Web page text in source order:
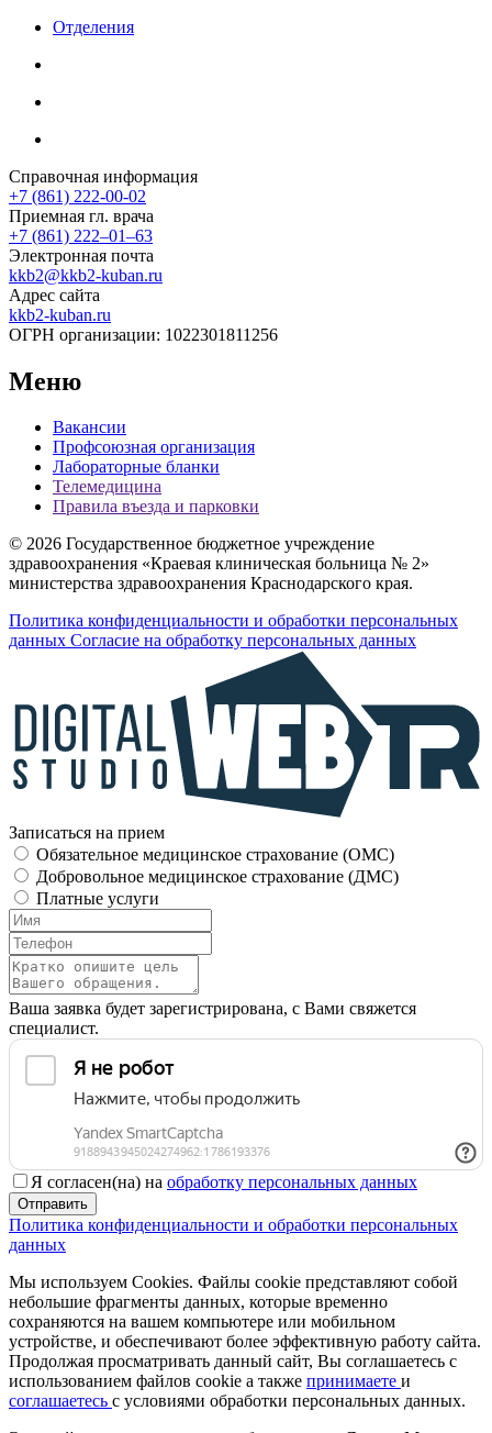
Отделения
Справочная информация
+7 (861) 222-00-02
Приемная гл. врача
+7 (861) 222‒01‒63
Электронная почта
kkb2@kkb2-kuban.ru
Адрес сайта
kkb2-kuban.ru
ОГРН организации: 1022301811256
Меню
Вакансии
Профсоюзная организация
Лабораторные бланки
Телемедицина
Правила въезда и парковки
© 2026 Государственное бюджетное учреждение
здравоохранения «Краевая клиническая больница № 2»
министерства здравоохранения Краснодарского края.
Политика конфиденциальности и обработки персональных
данных Согласие на обработку персональных данных
Записаться на прием
Обязательное медицинское страхование (OMC)
Добровольное медицинское страхование (ДМС)
Платные услуги
Ваша заявка будет зарегистрирована, с Вами свяжется
специалист.
Я согласен(на) на обработку персональных данных
Отправить
Политика конфиденциальности и обработки персональных
данных
Мы используем Cookies. Файлы cookie представляют собой
небольшие фрагменты данных, которые временно
сохраняются на вашем компьютере или мобильном
устройстве, и обеспечивают более эффективную работу сайта.
Продолжая просматривать данный сайт, Вы соглашаетесь с
использованием файлов cookie а также принимаете и
соглашаетесь с условиями обработки персональных данных.